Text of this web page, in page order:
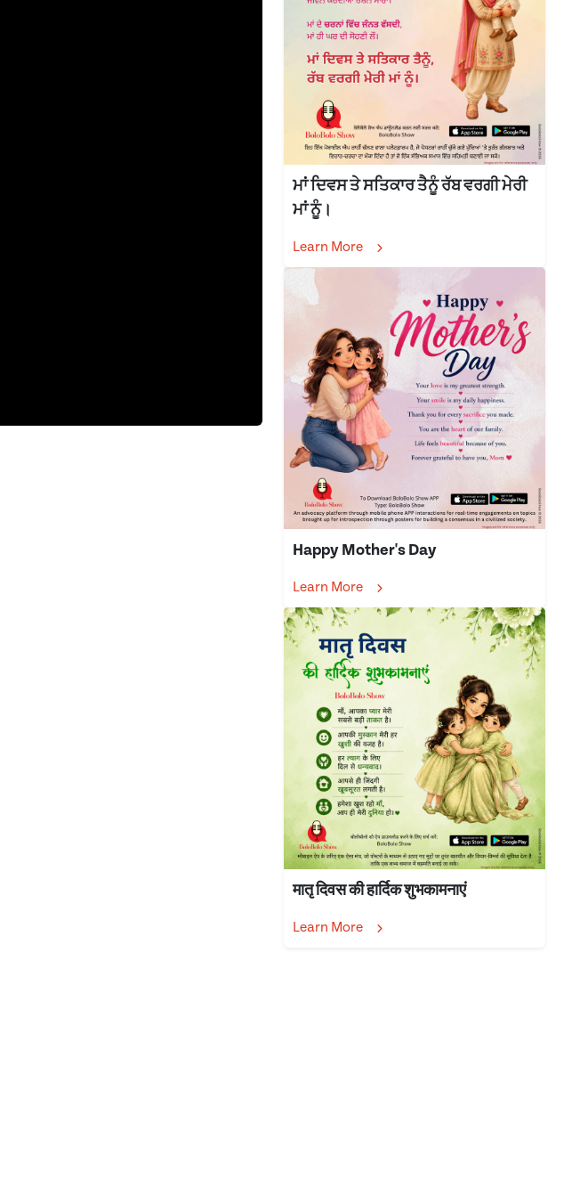
ਮਾਂ ਦਿਵਸ ਤੇ ਸਤਿਕਾਰ ਤੈਨੂੰ ਰੱਬ ਵਰਗੀ ਮੇਰੀ
ਮਾਂ ਨੂੰ।
Learn More
Happy Mother's Day
Learn More
मातृ दिवस की हार्दिक शुभकामनाएं
Learn More